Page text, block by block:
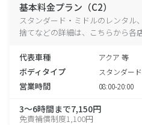
基本料金プラン（C2）
スタンダード・ミドルのレンタル
捨てなどの詳細は、こちらから各
代表車種 アクア 等
ボディタイプ スタンダー
営業時間 08:00-20:00
3～6時間まで7,150円
免責補償制度1,100円